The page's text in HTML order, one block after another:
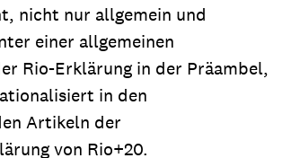
nicht nur allgemein und
einer allgemeinen
Rio-Erklärung in der Präambel,
in den
Artikeln der
von Rio+20.